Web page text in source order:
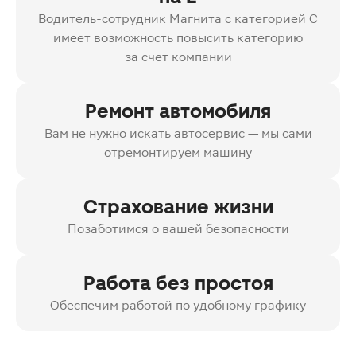
Водитель-сотрудник Магнита с категорией C
имеет возможность повысить категорию
за счет компании
Ремонт автомобиля
Вам не нужно искать автосервис — мы сами
отремонтируем машину
Страхование жизни
Позаботимся о вашей безопасности
Работа без простоя
Обеспечим работой по удобному графику